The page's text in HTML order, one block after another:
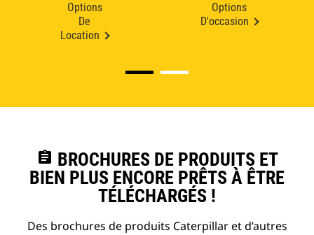
Options
De
Location
Options
D'occasion
assignment BROCHURES DE PRODUITS ET
BIEN PLUS ENCORE PRÊTS À ÊTRE
TÉLÉCHARGÉS !
Des brochures de produits Caterpillar et d’autres